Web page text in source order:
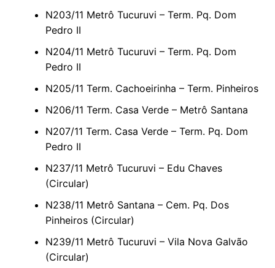
N203/11 Metrô Tucuruvi – Term. Pq. Dom
Pedro II
N204/11 Metrô Tucuruvi – Term. Pq. Dom
Pedro II
N205/11 Term. Cachoeirinha – Term. Pinheiros
N206/11 Term. Casa Verde – Metrô Santana
N207/11 Term. Casa Verde – Term. Pq. Dom
Pedro II
N237/11 Metrô Tucuruvi – Edu Chaves
(Circular)
N238/11 Metrô Santana – Cem. Pq. Dos
Pinheiros (Circular)
N239/11 Metrô Tucuruvi – Vila Nova Galvão
(Circular)